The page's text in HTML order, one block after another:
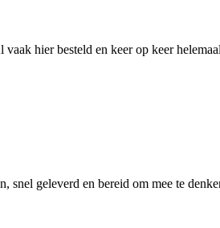
hier besteld en keer op keer
snel geleverd en bereid om mee te